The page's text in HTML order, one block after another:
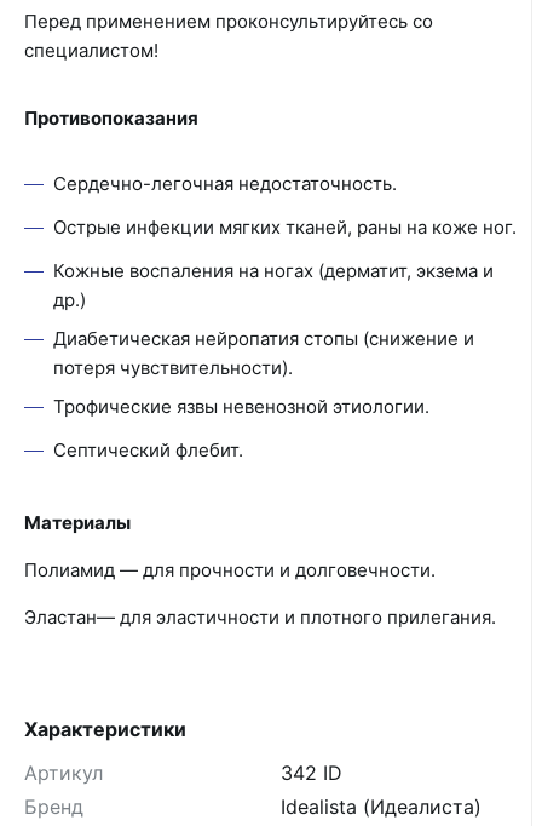
Перед применением проконсультируйтесь со
специалистом!
Противопоказания
Сердечно-легочная недостаточность.
Острые инфекции мягких тканей, раны на коже ног.
Кожные воспаления на ногах (дерматит, экзема и
др.)
Диабетическая нейропатия стопы (снижение и
потеря чувствительности).
Трофические язвы невенозной этиологии.
Септический флебит.
Материалы
Полиамид — для прочности и долговечности.
Эластан— для эластичности и плотного прилегания.
Характеристики
Артикул
342 ID
Бренд
Idealista (Идеалиста)